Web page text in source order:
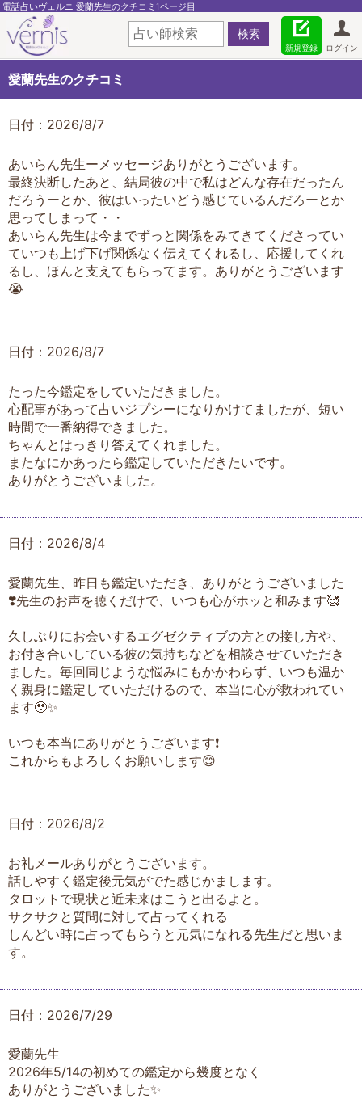
電話占いヴェルニ 愛蘭先生のクチコミ1ページ目
ログイン
新規登録
愛蘭先生のクチコミ
日付：2026/8/7
あいらん先生ーメッセージありがとうございます。
最終決断したあと、結局彼の中で私はどんな存在だったん
だろうーとか、彼はいったいどう感じているんだろーとか
思ってしまって・・
あいらん先生は今までずっと関係をみてきてくださってい
ていつも上げ下げ関係なく伝えてくれるし、応援してくれ
るし、ほんと支えてもらってます。ありがとうございます
😭
日付：2026/8/7
たった今鑑定をしていただきました。
心配事があって占いジプシーになりかけてましたが、短い
時間で一番納得できました。
ちゃんとはっきり答えてくれました。
またなにかあったら鑑定していただきたいです。
ありがとうございました。
日付：2026/8/4
愛蘭先生、昨日も鑑定いただき、ありがとうございました
❣️先生のお声を聴くだけで、いつも心がホッと和みます🥰
久しぶりにお会いするエグゼクティブの方との接し方や、
お付き合いしている彼の気持ちなどを相談させていただき
ました。毎回同じような悩みにもかかわらず、いつも温か
く親身に鑑定していただけるので、本当に心が救われてい
ます🥹✨
いつも本当にありがとうございます❗️
これからもよろしくお願いします😊
日付：2026/8/2
お礼メールありがとうございます。
話しやすく鑑定後元気がでた感じかまします。
タロットで現状と近未来はこうと出るよと。
サクサクと質問に対して占ってくれる
しんどい時に占ってもらうと元気になれる先生だと思いま
す。
日付：2026/7/29
愛蘭先生
2026年5/14の初めての鑑定から幾度となく
ありがとうございました✨